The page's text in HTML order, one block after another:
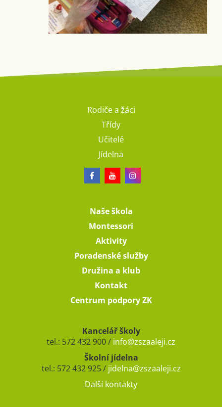
Rodiče a žáci
Třídy
Učitelé
Jídelna
Naše škola
Montessori
Aktivity
Poradenské služby
Družina a klub
Kontakt
Centrum podpory ZK
Kancelář školy
tel.: 572 432 900 / info@zszaaleji.cz
Školní jídelna
tel.: 572 432 925 / jidelna@zszaaleji.cz
Další kontakty